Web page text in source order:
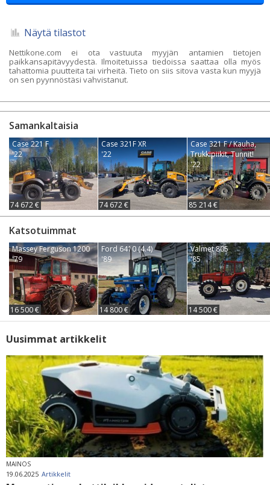
Näytä tilastot
Nettikone.com ei ota vastuuta myyjän antamien tietojen
paikkansapitävyydestä. Ilmoitetuissa tiedoissa saattaa olla myös
tahattomia puutteita tai virheitä. Tieto on siis sitova vasta kun myyjä
on sen pyynnöstäsi vahvistanut.
Samankaltaisia
Case 221 F
'22
74 672 €
Case 321F XR
'22
74 672 €
Case 321 F / Kauha,
Trukkipiikit, Tunnit!
'22
85 214 €
Katsotuimmat
Massey Ferguson 1200
'79
16 500 €
Ford 6410 (4.4)
'89
14 800 €
Valmet 805
'85
14 500 €
Uusimmat artikkelit
MAINOS
19.06.2025 Artikkelit